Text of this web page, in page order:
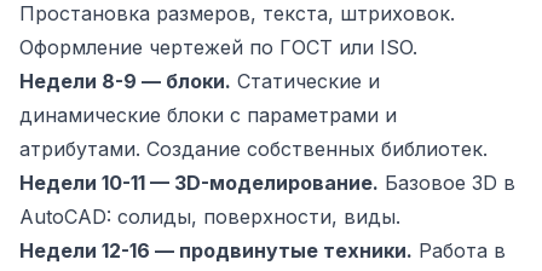
Простановка размеров, текста, штриховок.
Оформление чертежей по ГОСТ или ISO.
Недели 8-9 — блоки. Статические и
динамические блоки с параметрами и
атрибутами. Создание собственных библиотек.
Недели 10-11 — 3D-моделирование. Базовое 3D в
AutoCAD: солиды, поверхности, виды.
Недели 12-16 — продвинутые техники. Работа в